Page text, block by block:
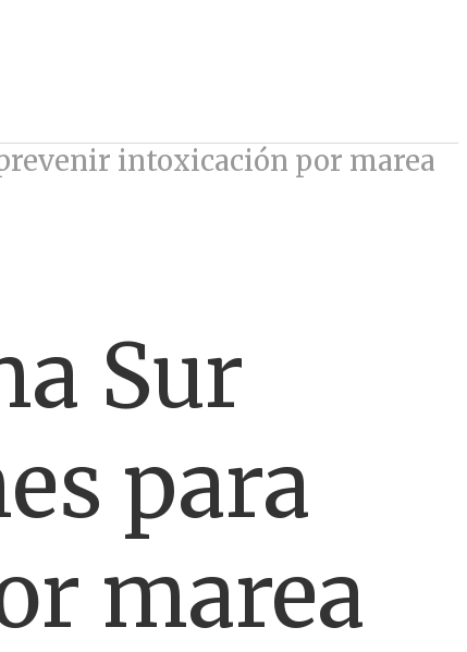
intoxicación por marea
Sur
para
marea